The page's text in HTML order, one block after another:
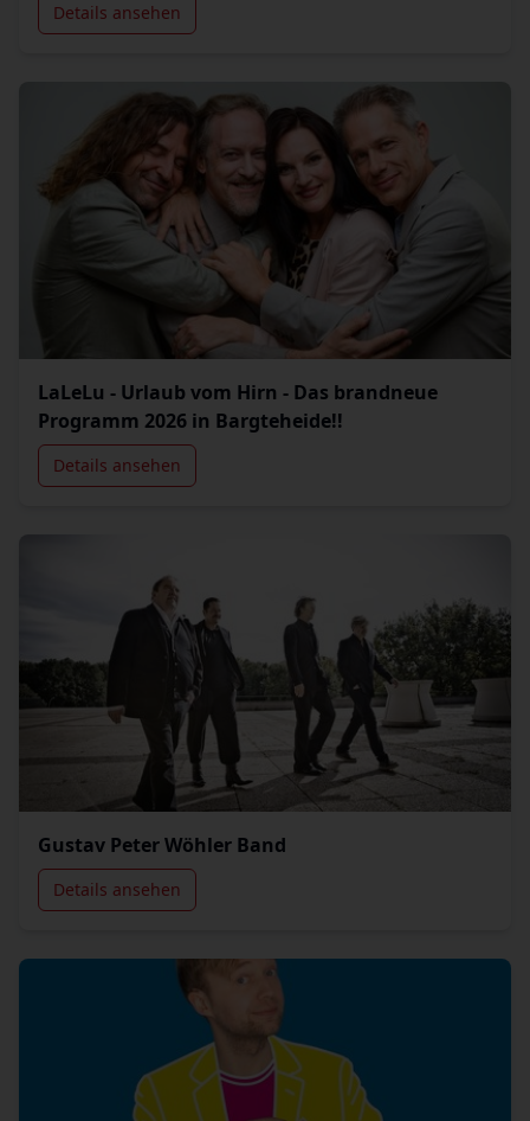
Details ansehen
LaLeLu - Urlaub vom Hirn - Das brandneue
Programm 2026 in Bargteheide!!
Details ansehen
Gustav Peter Wöhler Band
Details ansehen